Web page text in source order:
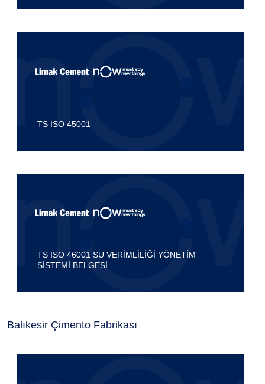
TS ISO 45001
TS ISO 46001 SU VERİMLİLİĞİ YÖNETİM
SİSTEMİ BELGESİ
Balıkesir Çimento Fabrikası